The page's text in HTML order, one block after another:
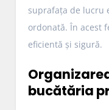
suprafața de lucru
ordonată. În acest
eficientă și sigură.
bucătăria